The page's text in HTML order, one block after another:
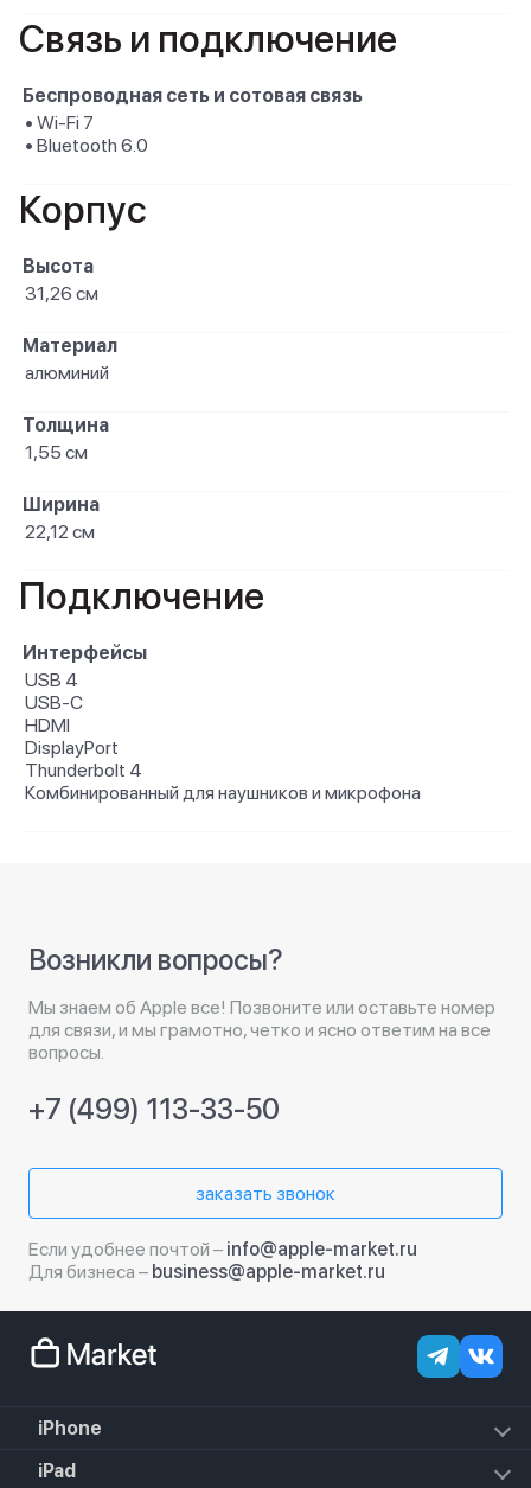
Связь и подключение
Беспроводная сеть и сотовая связь
• Wi-Fi 7
• Bluetooth 6.0
Корпус
Высота
31,26 см
Материал
алюминий
Толщина
1,55 см
Ширина
22,12 см
Подключение
Интерфейсы
USB 4
USB-C
HDMI
DisplayPort
Thunderbolt 4
Комбинированный для наушников и микрофона
Возникли вопросы?
Мы знаем об Apple все! Позвоните или оставьте номер
для связи, и мы грамотно, четко и ясно ответим на все
вопросы.
+7 (499) 113-33-50
заказать звонок
Если удобнее почтой – info@apple-market.ru
Для бизнеса – business@apple-market.ru
iPhone
iPhone 18 Pro Max
iPad